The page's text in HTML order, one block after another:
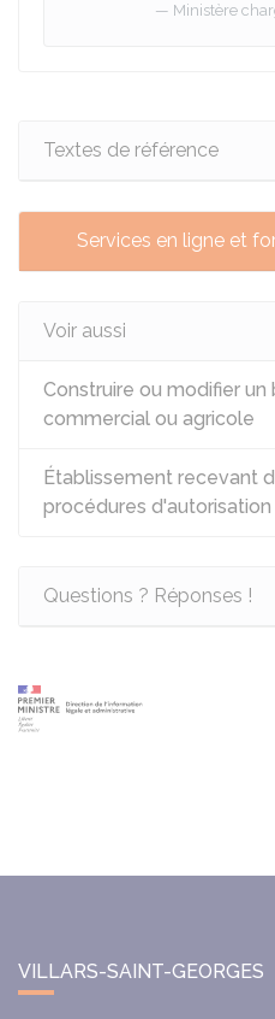
Ministère
Textes de référence
Services en ligne et
Voir aussi
Construire ou modifier
commercial ou agricole
Établissement recevant
procédures
Questions ? Réponses !
VILLARS-SAINT-GEORGES